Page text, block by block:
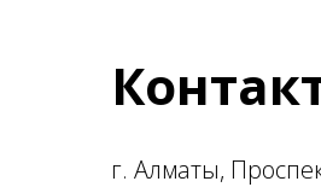
г. Алматы,